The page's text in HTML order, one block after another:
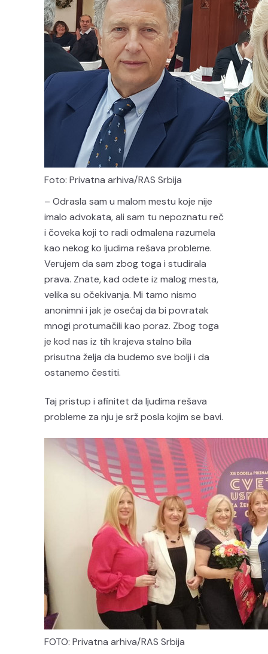
Foto: Privatna arhiva/RAS Srbija
– Odrasla sam u malom mestu koje nije
imalo advokata, ali sam tu nepoznatu reč
i čoveka koji to radi odmalena razumela
kao nekog ko ljudima rešava probleme.
Verujem da sam zbog toga i studirala
prava. Znate, kad odete iz malog mesta,
velika su očekivanja. Mi tamo nismo
anonimni i jak je osećaj da bi povratak
mnogi protumačili kao poraz. Zbog toga
je kod nas iz tih krajeva stalno bila
prisutna želja da budemo sve bolji i da
ostanemo čestiti.
Taj pristup i afinitet da ljudima rešava
probleme za nju je srž posla kojim se bavi.
FOTO: Privatna arhiva/RAS Srbija